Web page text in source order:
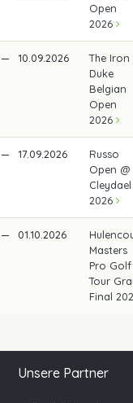
Open
2026
— 10.09.2026
The Iron
Duke
Belgian
Open
2026
— 17.09.2026
Russo
Open @
Cleydael
2026
— 01.10.2026
Masters
Pro Golf
Tour
Final
Unsere Partner